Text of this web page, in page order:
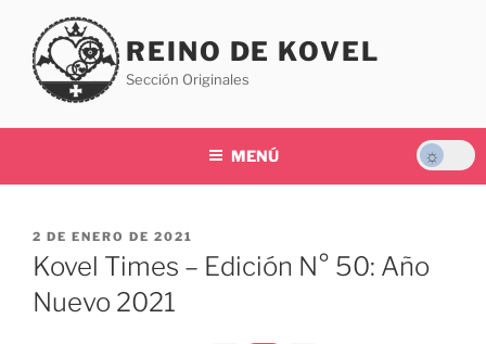
contenido
REINO DE KOVEL
Sección Originales
MENÚ
PUBLICADO
EL
2 DE ENERO DE 2021
Kovel Times – Edición N° 50: Año
Nuevo 2021